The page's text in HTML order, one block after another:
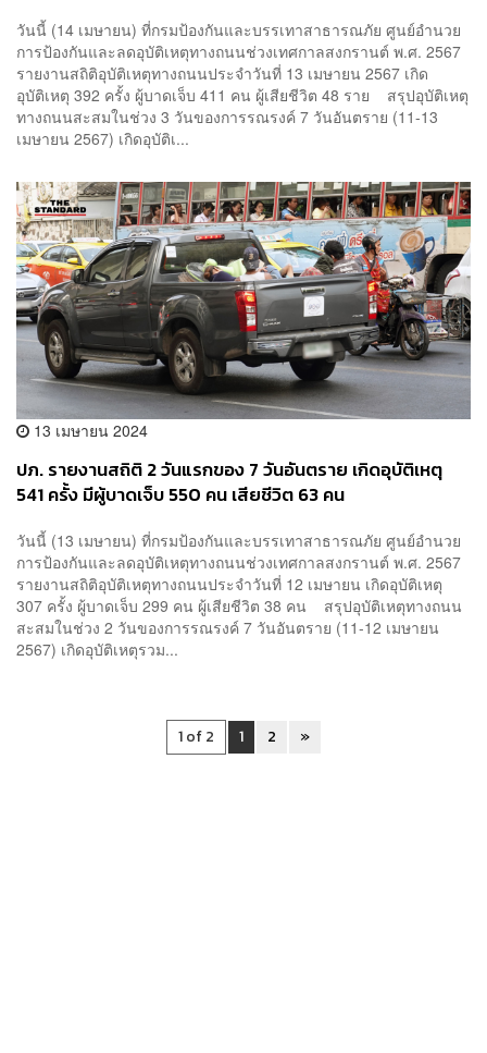
วันนี้ (14 เมษายน) ที่กรมป้องกันและบรรเทาสาธารณภัย ศูนย์อำนวย
การป้องกันและลดอุบัติเหตุทางถนนช่วงเทศกาลสงกรานต์ พ.ศ. 2567
รายงานสถิติอุบัติเหตุทางถนนประจำวันที่ 13 เมษายน 2567 เกิด
อุบัติเหตุ 392 ครั้ง ผู้บาดเจ็บ 411 คน ผู้เสียชีวิต 48 ราย สรุปอุบัติเหตุ
ทางถนนสะสมในช่วง 3 วันของการรณรงค์ 7 วันอันตราย (11-13
เมษายน 2567) เกิดอุบัติเ...
13 เมษายน 2024
ปภ. รายงานสถิติ 2 วันแรกของ 7 วันอันตราย เกิดอุบัติเหตุ
541 ครั้ง มีผู้บาดเจ็บ 550 คน เสียชีวิต 63 คน
วันนี้ (13 เมษายน) ที่กรมป้องกันและบรรเทาสาธารณภัย ศูนย์อำนวย
การป้องกันและลดอุบัติเหตุทางถนนช่วงเทศกาลสงกรานต์ พ.ศ. 2567
รายงานสถิติอุบัติเหตุทางถนนประจำวันที่ 12 เมษายน เกิดอุบัติเหตุ
307 ครั้ง ผู้บาดเจ็บ 299 คน ผู้เสียชีวิต 38 คน สรุปอุบัติเหตุทางถนน
สะสมในช่วง 2 วันของการรณรงค์ 7 วันอันตราย (11-12 เมษายน
2567) เกิดอุบัติเหตุรวม...
1 of 2 1 2 »